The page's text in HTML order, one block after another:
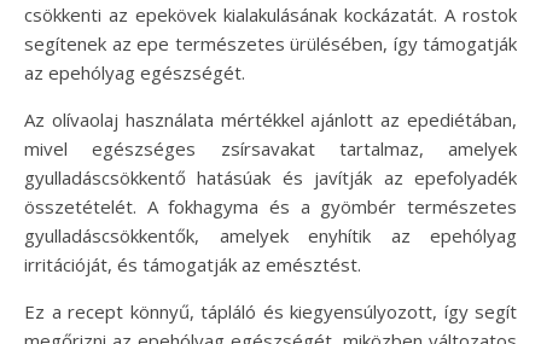
csökkenti az epekövek kialakulásának kockázatát. A rostok
segítenek az epe természetes ürülésében, így támogatják
az epehólyag egészségét.
Az olívaolaj használata mértékkel ajánlott az epediétában,
mivel egészséges zsírsavakat tartalmaz, amelyek
gyulladáscsökkentő hatásúak és javítják az epefolyadék
összetételét. A fokhagyma és a gyömbér természetes
gyulladáscsökkentők, amelyek enyhítik az epehólyag
irritációját, és támogatják az emésztést.
Ez a recept könnyű, tápláló és kiegyensúlyozott, így segít